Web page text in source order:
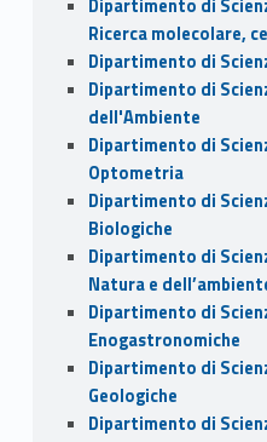
Dipartimento di
Ricerca molecolare,
Dipartimento di
Dipartimento di
dell'Ambiente
Dipartimento di
Optometria
Dipartimento di
Biologiche
Dipartimento di
Natura e
Dipartimento di
Enogastronomiche
Dipartimento di
Geologiche
Dipartimento di